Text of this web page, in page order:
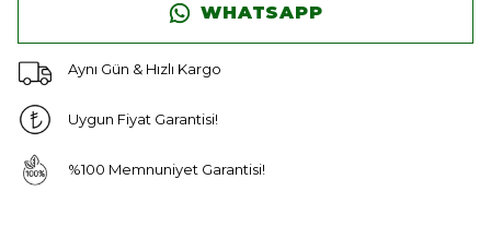
WHATSAPP
Aynı Gün & Hızlı Kargo
Uygun Fiyat Garantisi!
%100 Memnuniyet Garantisi!